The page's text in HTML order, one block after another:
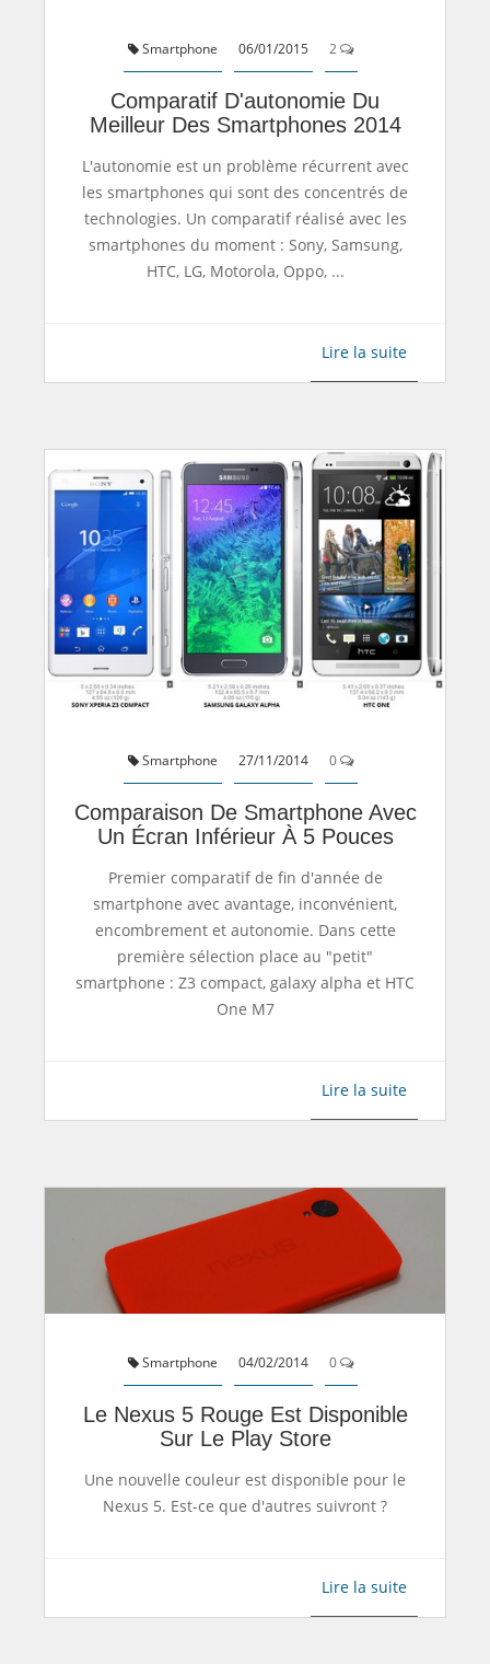
Smartphone 06/01/2015 2
Comparatif D'autonomie Du
Meilleur Des Smartphones 2014
L'autonomie est un problème récurrent avec
les smartphones qui sont des concentrés de
technologies. Un comparatif réalisé avec les
smartphones du moment : Sony, Samsung,
HTC, LG, Motorola, Oppo, ...
Lire la suite
Smartphone 27/11/2014 0
Comparaison De Smartphone Avec
Un Écran Inférieur À 5 Pouces
Premier comparatif de fin d'année de
smartphone avec avantage, inconvénient,
encombrement et autonomie. Dans cette
première sélection place au "petit"
smartphone : Z3 compact, galaxy alpha et HTC
One M7
Lire la suite
Smartphone 04/02/2014 0
Le Nexus 5 Rouge Est Disponible
Sur Le Play Store
Une nouvelle couleur est disponible pour le
Nexus 5. Est-ce que d'autres suivront ?
Lire la suite